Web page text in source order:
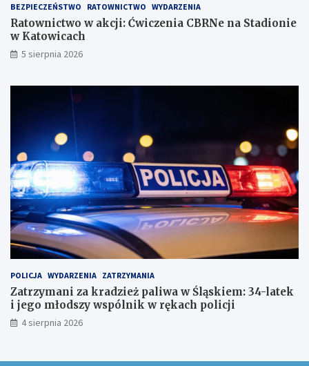
BEZPIECZEŃSTWO RATOWNICTWO WYDARZENIA
Ratownictwo w akcji: Ćwiczenia CBRNe na Stadionie
w Katowicach
5 sierpnia 2026
POLICJA WYDARZENIA ZATRZYMANIA
Zatrzymani za kradzież paliwa w Śląskiem: 34-latek
i jego młodszy wspólnik w rękach policji
4 sierpnia 2026